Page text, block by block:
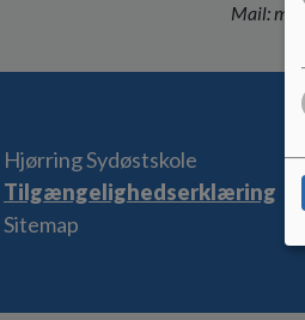
Mail:
Hjørring Sydøstskole
Tilgængelighedserklæring
Sitemap